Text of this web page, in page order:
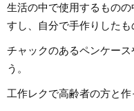
生活の中で使用するもの
すし、自分で手作りしたも
チャックのあるペンケー
う。
工作レクで高齢者の方と作